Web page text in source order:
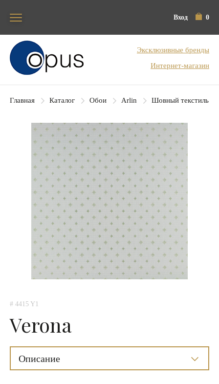
Вход 0
Блок поиска
Эксклюзивные бренды
Интернет-магазин
Главная Каталог Обои Arlin Шовный текстиль
# 4415 Y1
Verona
Описание